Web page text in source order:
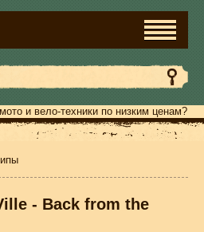
- Back from the